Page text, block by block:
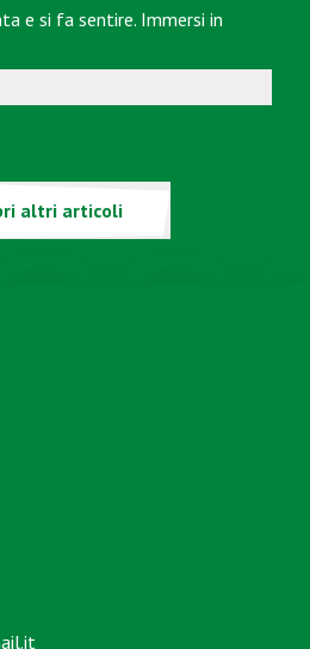
e si fa sentire. Immersi in
altri articoli